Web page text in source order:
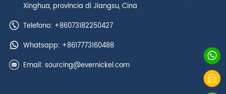
Xinghua, provincia di Jiangsu, Cina
Telefono: +86073182250427
Whatsapp: +8617773160488
Email: sourcing@evernickel.com